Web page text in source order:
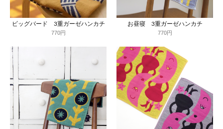
ビッグバード 3重ガーゼハンカチ
770円
お昼寝 3重ガーゼハンカチ
770円